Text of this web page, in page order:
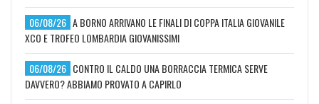
06/08/26 A BORNO ARRIVANO LE FINALI DI COPPA ITALIA GIOVANILE
XCO E TROFEO LOMBARDIA GIOVANISSIMI
06/08/26 CONTRO IL CALDO UNA BORRACCIA TERMICA SERVE
DAVVERO? ABBIAMO PROVATO A CAPIRLO